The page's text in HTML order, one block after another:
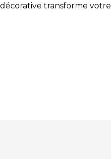
transforme votre